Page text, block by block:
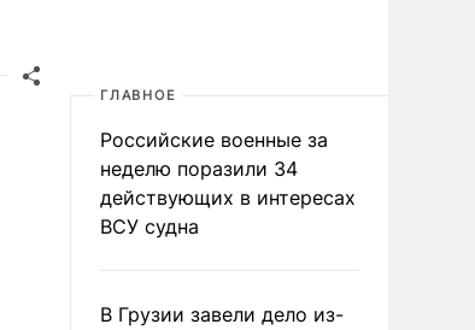
ГЛАВНОЕ
Российские военные за
неделю поразили 34
действующих в интересах
ВСУ судна
В Грузии завели дело из-